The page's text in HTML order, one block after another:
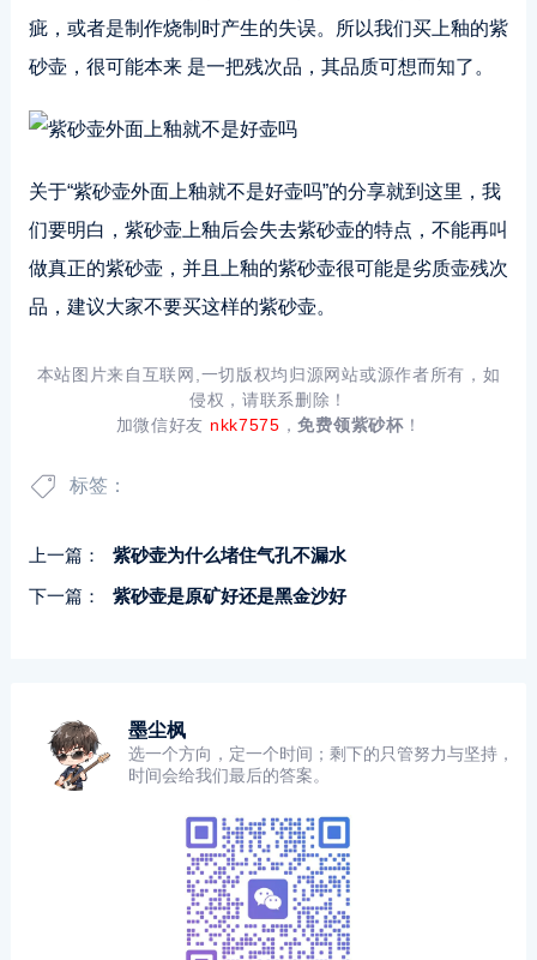
疵，或者是制作烧制时产生的失误。所以我们买上釉的紫
砂壶，很可能本来 是一把残次品，其品质可想而知了。
关于“紫砂壶外面上釉就不是好壶吗”的分享就到这里，我
们要明白，紫砂壶上釉后会失去紫砂壶的特点，不能再叫
做真正的紫砂壶，并且上釉的紫砂壶很可能是劣质壶残次
品，建议大家不要买这样的紫砂壶。
本站图片来自互联网,一切版权均归源网站或源作者所有，如
侵权，请联系删除！
加微信好友 nkk7575 ，免费领紫砂杯！
标签：
上一篇：
紫砂壶为什么堵住气孔不漏水
下一篇：
紫砂壶是原矿好还是黑金沙好
墨尘枫
选一个方向，定一个时间；剩下的只管努力与坚持，
时间会给我们最后的答案。